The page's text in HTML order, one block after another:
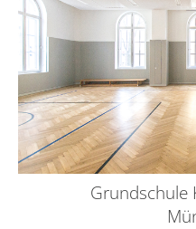
Grundschule